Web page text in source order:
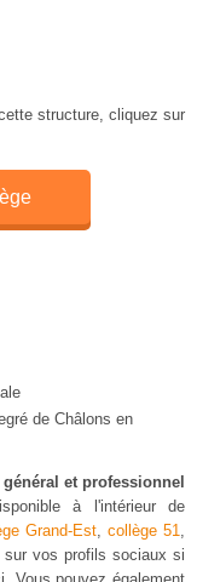
structure, cliquez sur
de Châlons en
et professionnel
à l'intérieur de
Grand-Est, collège 51,
vos profils sociaux si